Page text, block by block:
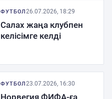
ФУТБОЛ26.07.2026, 18:29
Салах жаңа клубпен
келісімге келді
ФУТБОЛ23.07.2026, 16:30